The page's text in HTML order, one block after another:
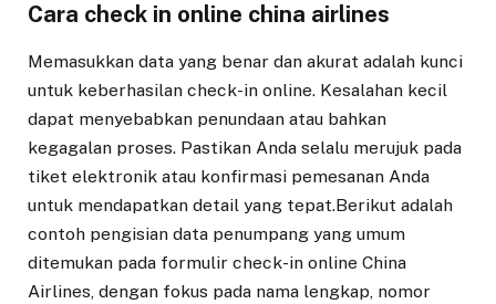
Cara check in online china airlines
Memasukkan data yang benar dan akurat adalah kunci
untuk keberhasilan check-in online. Kesalahan kecil
dapat menyebabkan penundaan atau bahkan
kegagalan proses. Pastikan Anda selalu merujuk pada
tiket elektronik atau konfirmasi pemesanan Anda
untuk mendapatkan detail yang tepat.Berikut adalah
contoh pengisian data penumpang yang umum
ditemukan pada formulir check-in online China
Airlines, dengan fokus pada nama lengkap, nomor